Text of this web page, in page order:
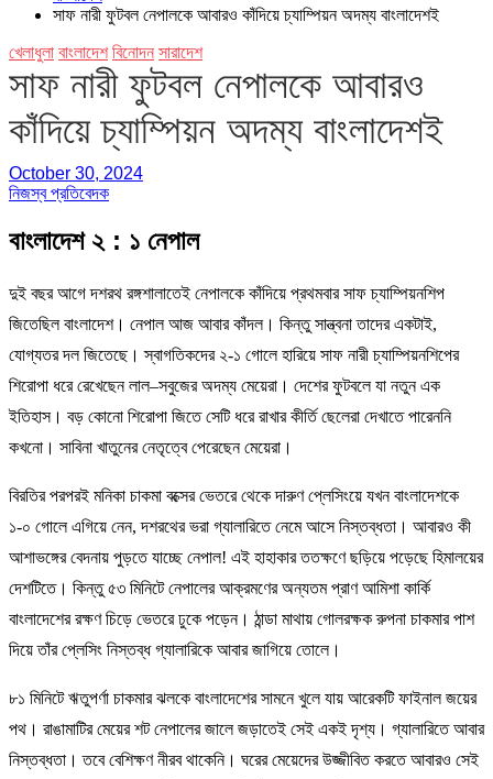
সাফ নারী ফুটবল নেপালকে আবারও কাঁদিয়ে চ্যাম্পিয়ন অদম্য বাংলাদেশই
খেলাধুলা বাংলাদেশ বিনোদন সারাদেশ
সাফ নারী ফুটবল নেপালকে আবারও
কাঁদিয়ে চ্যাম্পিয়ন অদম্য বাংলাদেশই
October 30, 2024
নিজস্ব প্রতিবেদক
বাংলাদেশ ২ : ১ নেপাল
দুই বছর আগে দশরথ রঙ্গশালাতেই নেপালকে কাঁদিয়ে প্রথমবার সাফ চ্যাম্পিয়নশিপ
জিতেছিল বাংলাদেশ। নেপাল আজ আবার কাঁদল। কিন্তু সান্ত্বনা তাদের একটাই,
যোগ্যতর দল জিতেছে। স্বাগতিকদের ২-১ গোলে হারিয়ে সাফ নারী চ্যাম্পিয়নশিপের
শিরোপা ধরে রেখেছেন লাল–সবুজের অদম্য মেয়েরা। দেশের ফুটবলে যা নতুন এক
ইতিহাস। বড় কোনো শিরোপা জিতে সেটি ধরে রাখার কীর্তি ছেলেরা দেখাতে পারেননি
কখনো। সাবিনা খাতুনের নেতৃত্বে পেরেছেন মেয়েরা।
বিরতির পরপরই মনিকা চাকমা বক্সের ভেতরে থেকে দারুণ প্লেসিংয়ে যখন বাংলাদেশকে
১-০ গোলে এগিয়ে নেন, দশরথের ভরা গ্যালারিতে নেমে আসে নিস্তব্ধতা। আবারও কী
আশাভঙ্গের বেদনায় পুড়তে যাচ্ছে নেপাল! এই হাহাকার ততক্ষণে ছড়িয়ে পড়েছে হিমালয়ের
দেশটিতে। কিন্তু ৫৩ মিনিটে নেপালের আক্রমণের অন্যতম প্রাণ আমিশা কার্কি
বাংলাদেশের রক্ষণ চিড়ে ভেতরে ঢুকে পড়েন। ঠান্ডা মাথায় গোলরক্ষক রুপনা চাকমার পাশ
দিয়ে তাঁর প্লেসিং নিস্তব্ধ গ্যালারিকে আবার জাগিয়ে তোলে।
৮১ মিনিটে ঋতুপর্ণা চাকমার ঝলকে বাংলাদেশের সামনে খুলে যায় আরেকটি ফাইনাল জয়ের
পথ। রাঙামাটির মেয়ের শট নেপালের জালে জড়াতেই সেই একই দৃশ্য। গ্যালারিতে আবার
নিস্তব্ধতা। তবে বেশিক্ষণ নীরব থাকেনি। ঘরের মেয়েদের উজ্জীবিত করতে আবারও সেই